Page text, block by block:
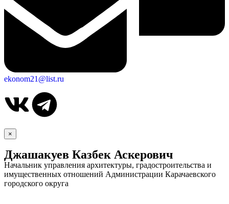
ekonom21@list.ru
×
Джашакуев Казбек Аскерович
Начальник управления архитектуры, градостроительства и
имущественных отношений Администрации Карачаевского
городского округа